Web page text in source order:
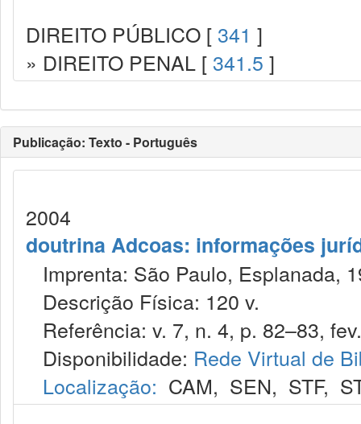
DIREITO PÚBLICO [ 341 ]
» DIREITO PENAL [ 341.5 ]
Publicação: Texto - Português
2004
doutrina Adcoas: informações
Imprenta: São Paulo, Esplanada,
Descrição Física: 120 v.
Referência: v. 7, n. 4, p. 82–83,
Disponibilidade: Rede Virtual de
Localização: CAM, SEN, STF,